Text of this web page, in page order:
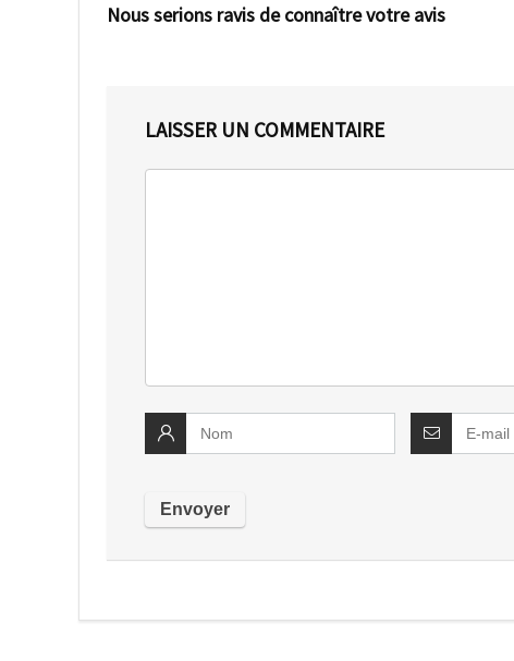
Nous serions ravis de connaître votre avis
LAISSER UN COMMENTAIRE